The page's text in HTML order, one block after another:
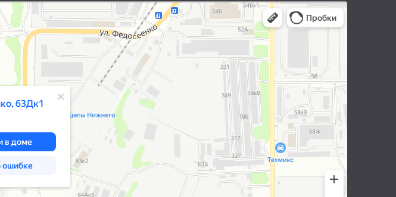
Новгород
Улица Федосеенко, 63Дк1 — Яндекс Карты